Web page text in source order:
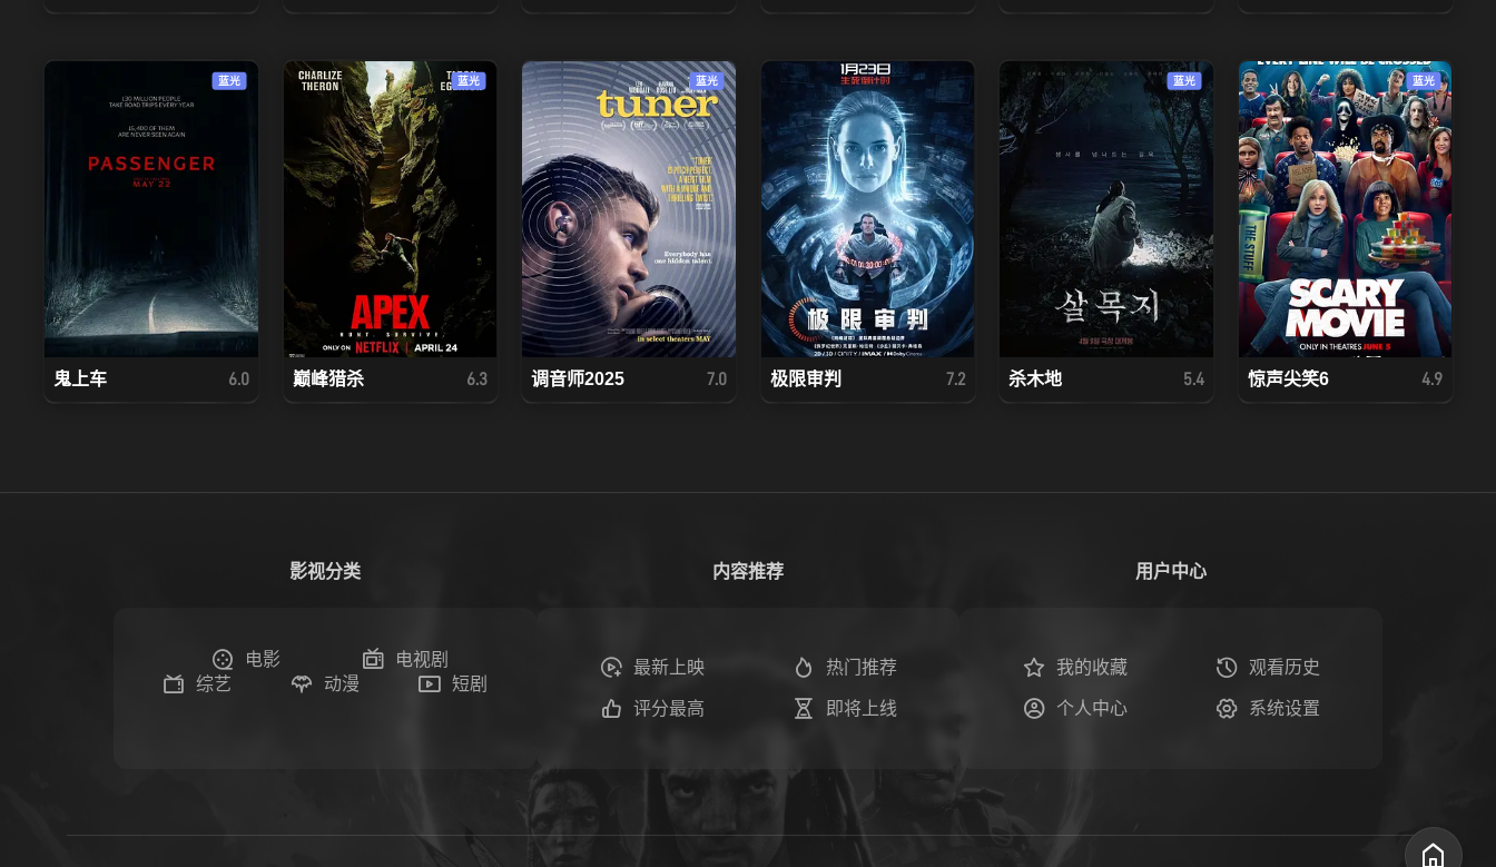
蓝光
鬼上车 6.0
蓝光
巅峰猎杀 6.3
蓝光
调音师2025 7.0 极限审判 7.2
蓝光
杀木地 5.4
蓝光
惊声尖笑6 4.9
影视分类
电影
电视剧
综艺
动漫 短剧
内容推荐
最新上映 热门推荐
评分最高 即将上线
用户中心
我的收藏 观看历史
个人中心 系统设置